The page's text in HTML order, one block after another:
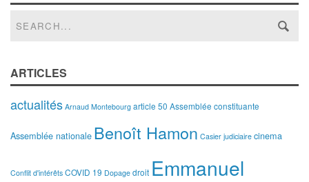
ARTICLES
actualités Arnaud Montebourg article 50 Assemblée constituante
Assemblée nationale Benoît Hamon Casier judiciaire cinema
Conflit d'intérêts COVID 19 Dopage droit Emmanuel